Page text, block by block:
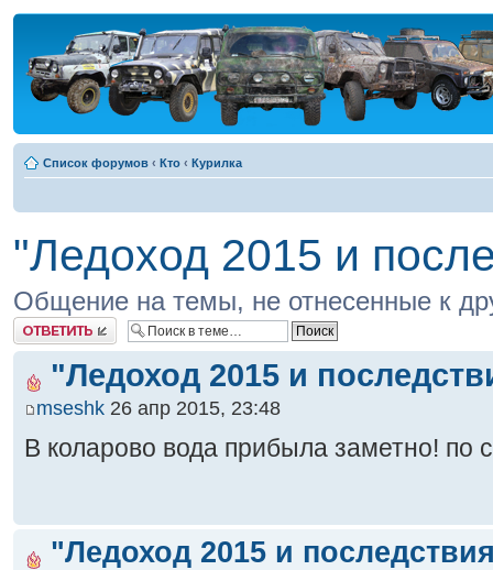
Список форумов ‹ Кто ‹ Курилка
"Ледоход 2015 и
Общение на темы, не отнесенные к
Ответить
"Ледоход 2015 и
mseshk 26 апр 2015, 23:48
В коларово вода прибыла заметно! по
"Ледоход 2015 и